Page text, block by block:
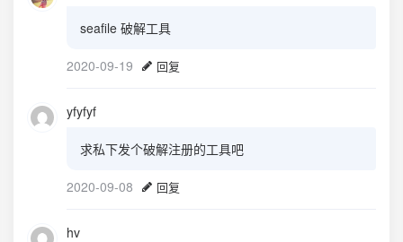
seafile 破解工具
2020-09-19 回复
yfyfyf
求私下发个破解注册的工具吧
2020-09-08 回复
hv